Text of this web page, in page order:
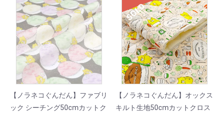
【ノラネコぐんだん】ファブリ
ック シーチング50cmカットク
SOLD
【ノラネコぐんだん】オックス
キルト生地50cmカットクロス